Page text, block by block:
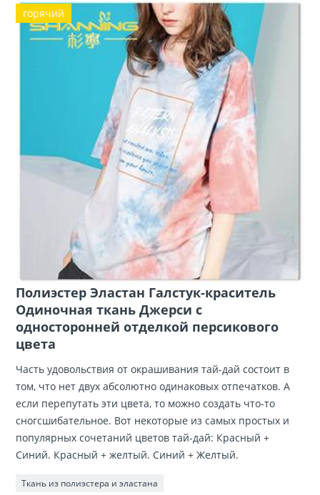
горячий
Полиэстер Эластан Галстук-краситель
Одиночная ткань Джерси с
односторонней отделкой персикового
цвета
Часть удовольствия от окрашивания тай-дай состоит в
том, что нет двух абсолютно одинаковых отпечатков. А
если перепутать эти цвета, то можно создать что-то
сногсшибательное. Вот некоторые из самых простых и
популярных сочетаний цветов тай-дай: Красный +
Синий. Красный + желтый. Синий + Желтый.
Ткань из полиэстера и эластана